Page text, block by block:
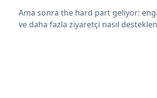
Ama sonra the hard part geliyor:
ve daha fazla ziyaretçi nasıl